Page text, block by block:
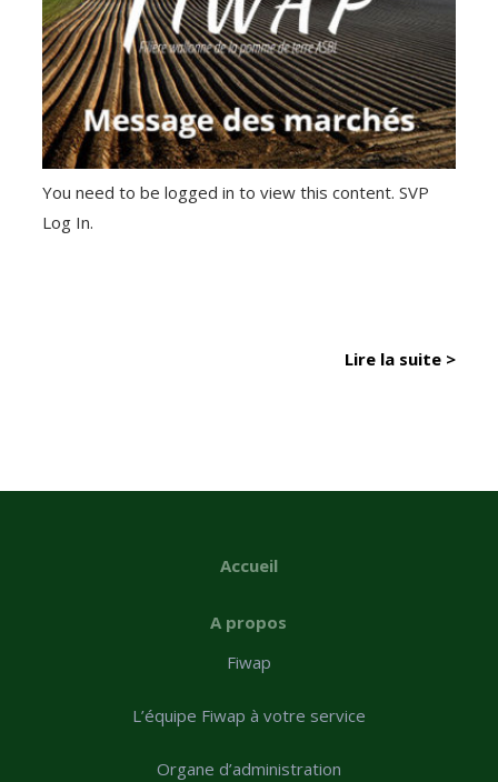
You need to be logged in to view this content. SVP
Log In.
Lire la suite >
Accueil
A propos
Fiwap
L’équipe Fiwap à votre service
Organe d’administration